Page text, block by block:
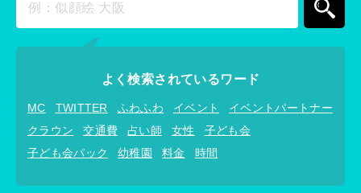
よく検索されているワード
MC TWITTER ふわふわ イベント
イベントパートナー
クラウン
交通費 占い師 女性
子ども会
子ども会パック
幼稚園 料金 時間